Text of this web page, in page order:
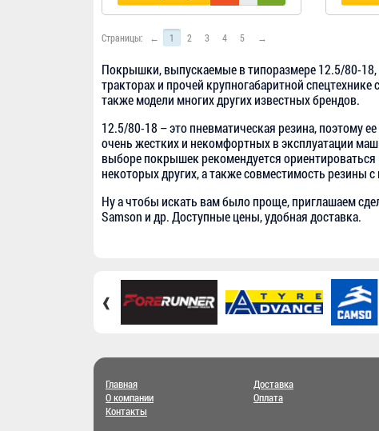
Страницы: ← 1 2 3 4 5 →
Покрышки, выпускаемые в типоразмере 12.5/80-18,
тракторах и прочей крупногабаритной
также модели многих других известных брендов.
12.5/80-18 – это пневматическая резина, поэтому
очень жестких и некомфортных в эксплуатации
выборе покрышек рекомендуется
некоторых других, а также совместимость резины
Ну а чтобы искать вам было проще, приглашаем
Samson и др. Доступные цены, удобная доставка.
‹
Главная
О компании
Контакты
Доставка
Оплата